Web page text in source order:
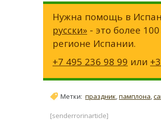
Нужна помощь в
русски» - это более
регионе Испании.
+7 495 236 98 99 или
Метки: праздник,памплона,
[senderrorinarticle]